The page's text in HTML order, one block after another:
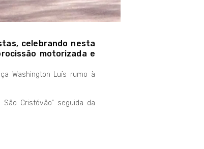
celebrando nesta
motorizada e
Washington Luís rumo à
Cristóvão” seguida da